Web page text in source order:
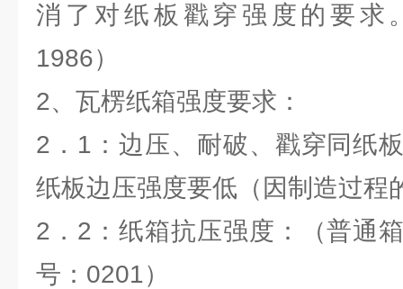
消了对纸板戳穿强度的要求
1986）
2、瓦楞纸箱强度要求：
2．1：边压、耐破、戳穿同纸
纸板边压强度要低（因制造过程
2．2：纸箱抗压强度：（普通
号：0201）